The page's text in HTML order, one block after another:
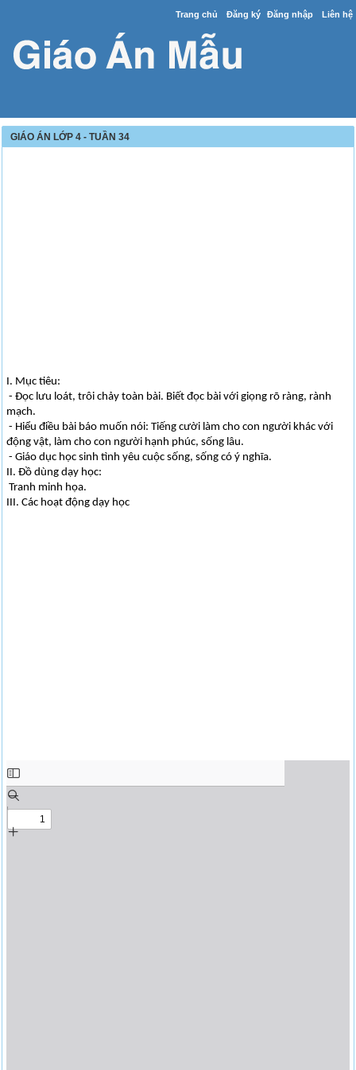
Trang chủ Đăng ký Đăng nhập Liên hệ
GIÁO ÁN LỚP 4 - TUẦN 34
I. Mục tiêu:
- Đọc lưu loát, trôi chảy toàn bài. Biết đọc bài với giọng rõ ràng, rành
mạch.
- Hiểu điều bài báo muốn nói: Tiếng cười làm cho con người khác với
động vật, làm cho con người hạnh phúc, sống lâu.
- Giáo dục học sinh tình yêu cuộc sống, sống có ý nghĩa.
II. Đồ dùng dạy học:
Tranh minh họa.
III. Các hoạt động dạy học